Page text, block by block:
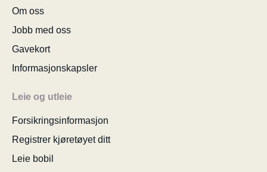
Om oss
Jobb med oss
Gavekort
Informasjonskapsler
Leie og utleie
Forsikringsinformasjon
Registrer kjøretøyet ditt
Leie bobil